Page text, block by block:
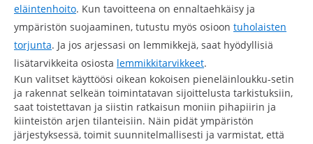
eläintenhoito. Kun tavoitteena on ennaltaehkäisy ja
ympäristön suojaaminen, tutustu myös osioon tuholaisten
torjunta. Ja jos arjessasi on lemmikkejä, saat hyödyllisiä
lisätarvikkeita osiosta lemmikkitarvikkeet.
Kun valitset käyttöösi oikean kokoisen pieneläinloukku-setin
ja rakennat selkeän toimintatavan sijoittelusta tarkistuksiin,
saat toistettavan ja siistin ratkaisun moniin pihapiirin ja
kiinteistön arjen tilanteisiin. Näin pidät ympäristön
järjestyksessä, toimit suunnitelmallisesti ja varmistat, että